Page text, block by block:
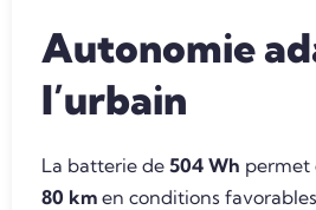
Autonomie
l’urbain
La batterie de 504 Wh permet
80 km en conditions